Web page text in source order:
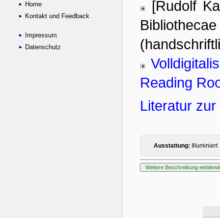
Home
Kontakt und Feedback
Impressum
Datenschutz